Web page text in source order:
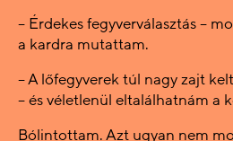
– Érdekes fegyverválasztás –
a kardra mutattam.
– A lőfegyverek túl nagy zajt
– és véletlenül eltalálhatnám a
Bólintottam. Azt ugyan nem